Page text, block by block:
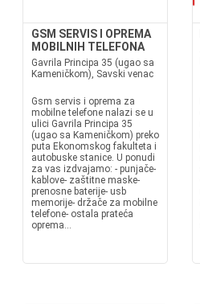
GSM SERVIS I OPREMA
MOBILNIH TELEFONA
Gavrila Principa 35 (ugao sa
Kameničkom), Savski venac
Gsm servis i oprema za
mobilne telefone nalazi se u
ulici Gavrila Principa 35
(ugao sa Kameničkom) preko
puta Ekonomskog fakulteta i
autobuske stanice. U ponudi
za vas izdvajamo: - punjače-
kablove- zaštitne maske-
prenosne baterije- usb
memorije- držače za mobilne
telefone- ostala prateća
oprema...